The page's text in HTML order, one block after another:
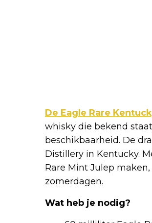
De Eagle Rare
whisky die bekend
beschikbaarheid. De
Distillery in Kentucky.
Rare Mint Julep
zomerdagen.
Wat heb je nodig?